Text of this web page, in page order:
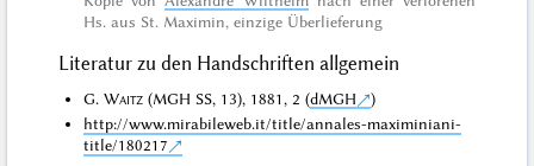
Hs. aus St. Maximin,einzige Überlieferung
Literatur zu den Handschriften allgemein
G.Waitz (MGH SS, 13), 1881, 2 (dMGH
)
http://www.mirabileweb.it/title/annales-maximiniani-
title/180217